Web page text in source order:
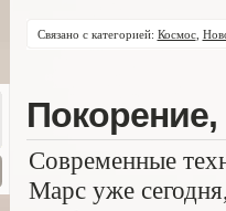
Связано с категорией: Космос,
Современные
Марс уже